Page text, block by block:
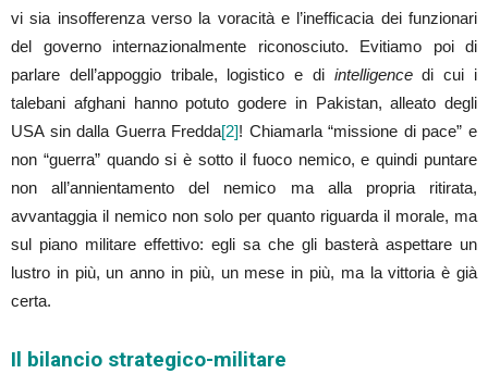
vi sia insofferenza verso la voracità e l’inefficacia dei funzionari
del governo internazionalmente riconosciuto. Evitiamo poi di
parlare dell’appoggio tribale, logistico e di intelligencedi cui i
talebani afghani hanno potuto godere in Pakistan, alleato degli
USA sin dalla Guerra Fredda[2]! Chiamarla “missione di pace” e
non “guerra” quando si è sotto il fuoco nemico, e quindi puntare
non all’annientamento del nemico ma alla propria ritirata,
avvantaggia il nemico non solo per quanto riguarda il morale, ma
sul piano militare effettivo: egli sa che gli basterà aspettare un
lustro in più, un anno in più, un mese in più, ma la vittoria è già
certa.
Il bilancio strategico-militare